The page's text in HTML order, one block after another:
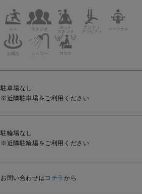
駐車場なし
※近隣駐車場をご利用ください
駐輪場なし
※近隣駐輪場をご利用ください
お問い合わせはコチラから